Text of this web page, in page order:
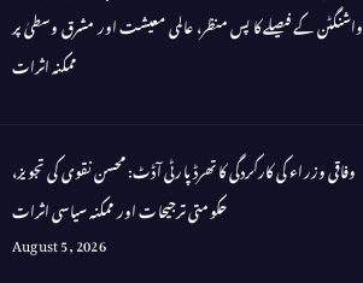
واشنگٹن کے فیصلے کا پس منظر، عالمی معیشت اور مشرق وسطیٰ پر
ممکنہ اثرات
وفاقی وزراء کی کارکردگی کا تھرڈ پارٹی آڈٹ: محسن نقوی کی تجویز،
حکومتی ترجیحات اور ممکنہ سیاسی اثرات
August 5, 2026